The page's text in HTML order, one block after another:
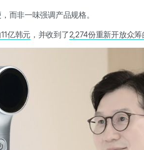
而非一味强调产品规格。
亿韩元 ，并收到了2,274份重新开放众